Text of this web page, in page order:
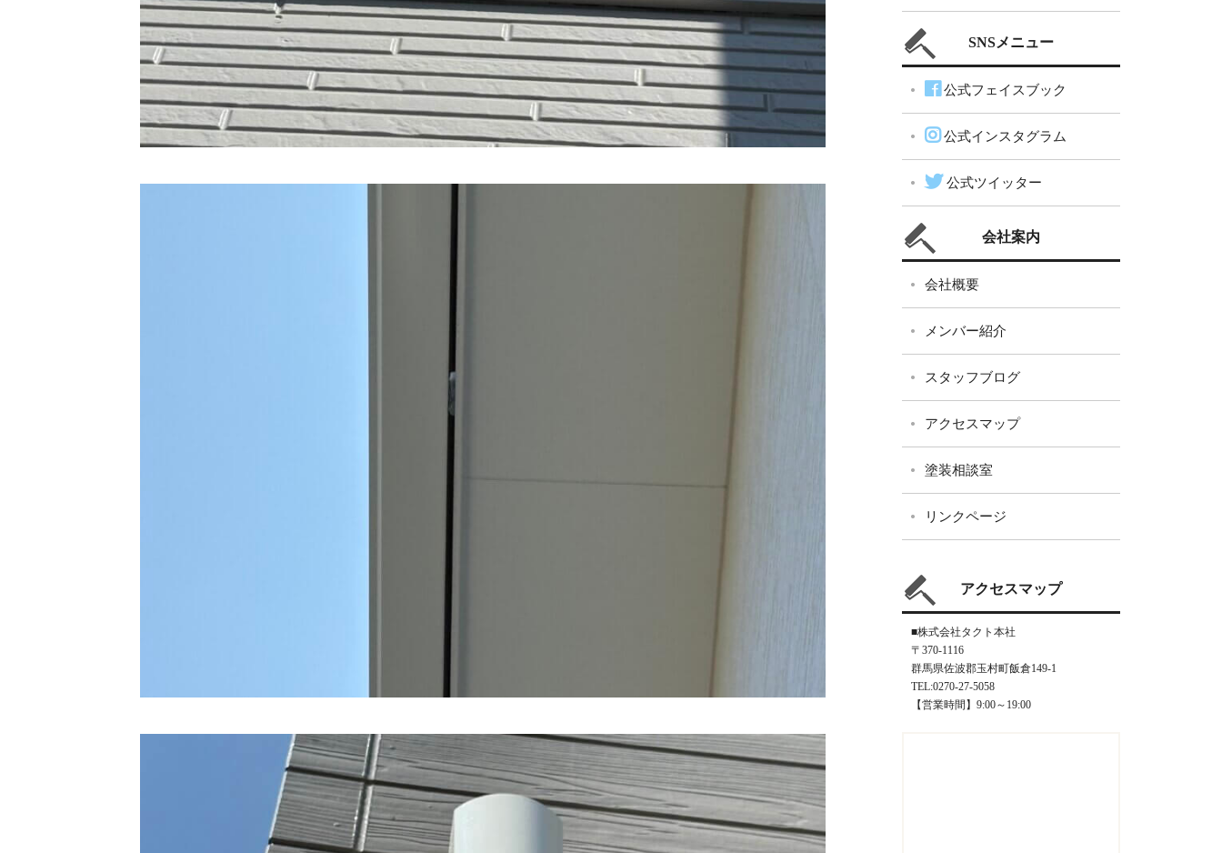
SNSメニュー
公式フェイスブック
公式インスタグラム
公式ツイッター
会社案内
会社概要
メンバー紹介
スタッフブログ
アクセスマップ
塗装相談室
リンクページ
アクセスマップ
■株式会社タクト本社
〒370-1116
群馬県佐波郡玉村町飯倉149-1
TEL:0270-27-5058
【営業時間】9:00～19:00